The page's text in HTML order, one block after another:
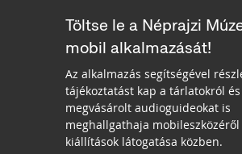
Töltse le a Néprajzi
mobil alkalmazását!
Az alkalmazás segítségével
tájékoztatást kap a tárlatokról és
megvásárolt audioguideokat is
meghallgathaja mobileszközéről
kiállítások látogatása közben.